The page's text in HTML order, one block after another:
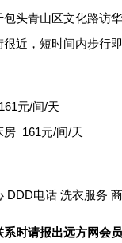
青山区文化路访华
近，短时间内步行
元/间/天
161元/间/天
电话 洗衣服务
时请报出远方网会